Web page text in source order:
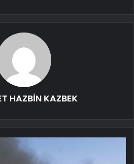
HAZBİN KAZBEK